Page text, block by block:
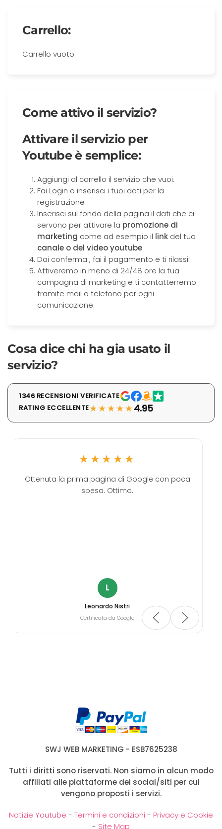
Carrello:
Carrello vuoto
Come attivo il servizio?
Attivare il servizio per
Youtube è semplice:
Aggiungi al carrello il servizio che vuoi.
Fai Login o inserisci i tuoi dati per la
registrazione
Inserisci sul fondo della pagina il dati che ci
servono per attivare la promozione di
marketing come ad esempio il link del tuo
canale o del video youtube
Dai conferma , fai il pagamento e ti rilassi!
Attiveremo in meno di 24/48 ore la tua
campagna di marketing e ti contatterremo
tramite mail o telefono per ogni
comunicazione.
Cosa dice chi ha gia usato il
servizio?
1346 RECENSIONI VERIFICATE
RATING ECCELLENTE★★★★★4.95
★★★★★
Ottenuta la prima pagina di Google con poca
spesa. Ottimo.
L
Leonardo Nistri
Certificata da Google
SWJ WEB MARKETING - ESB7625238
Tutti i diritti sono riservati. Non siamo in alcun modo
affiliati alle piattaforme dei social/siti per cui
vengono proposti i servizi.
Notizie Youtube - Termini e condizioni - Privacy e Cookie
- Site Map